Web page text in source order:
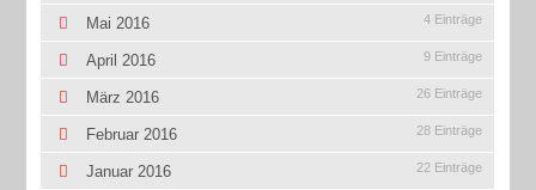
Mai 2016 4 Einträge
April 2016 9 Einträge
März 2016 26 Einträge
Februar 2016 28 Einträge
Januar 2016 22 Einträge